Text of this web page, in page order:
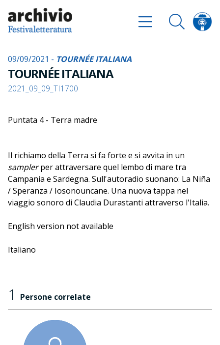
09/09/2021 - TOURNÉE ITALIANA
TOURNÉE ITALIANA
2021_09_09_TI1700
Puntata 4 - Terra madre
Il richiamo della Terra si fa forte e si avvita in un
samplerper attraversare quel lembo di mare tra
Campania e Sardegna. Sull'autoradio suonano: La Niña
/ Speranza / Iosonouncane. Una nuova tappa nel
viaggio sonoro di Claudia Durastanti attraverso l'Italia.
English version not available
Italiano
1 Persone correlate